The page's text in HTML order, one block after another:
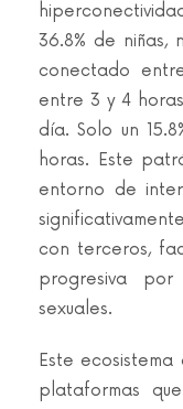
36.8% de niñas,
conectado
entre 3 y 4
día. Solo un
horas. Este
entorno de
con terceros,
progresiva
sexuales.
Este
plataformas